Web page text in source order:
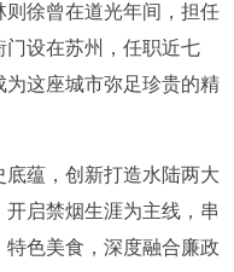
徐曾在道光年间，担任
设在苏州，任职近七
这座城市弥足珍贵的精
蕴，创新打造水陆两大
启禁烟生涯为主线，串
色美食，深度融合廉政